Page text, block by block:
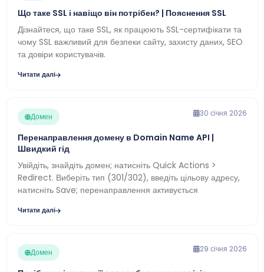
Що таке SSL і навіщо він потрібен? | Пояснення SSL
Дізнайтеся, що таке SSL, як працюють SSL-сертифікати та
чому SSL важливий для безпеки сайту, захисту даних, SEO
та довіри користувачів.
Читати далі
Домен 30 січня 2026
Перенаправлення домену в Domain Name API |
Швидкий гід
Увійдіть, знайдіть домен; натисніть Quick Actions >
Redirect. Виберіть тип (301/302), введіть цільову адресу,
натисніть Save; перенаправлення активується
Читати далі
Домен 29 січня 2026